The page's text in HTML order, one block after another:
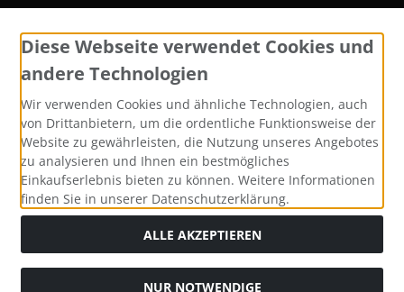
Widerrufsformular
Alle Preise inkl. gesetzl. MwSt. zzgl.Versandkosten
bei Katzen und Hundefutter, Yomis Onlineshop.
Diese Webseite verwendet Cookies und
andere Technologien
Wir verwenden Cookies und ähnliche Technologien, auch
von Drittanbietern, um die ordentliche Funktionsweise der
Website zu gewährleisten, die Nutzung unseres Angebotes
zu analysieren und Ihnen ein bestmögliches
Einkaufserlebnis bieten zu können. Weitere Informationen
finden Sie in unserer Datenschutzerklärung.
ALLE AKZEPTIEREN
NUR NOTWENDIGE